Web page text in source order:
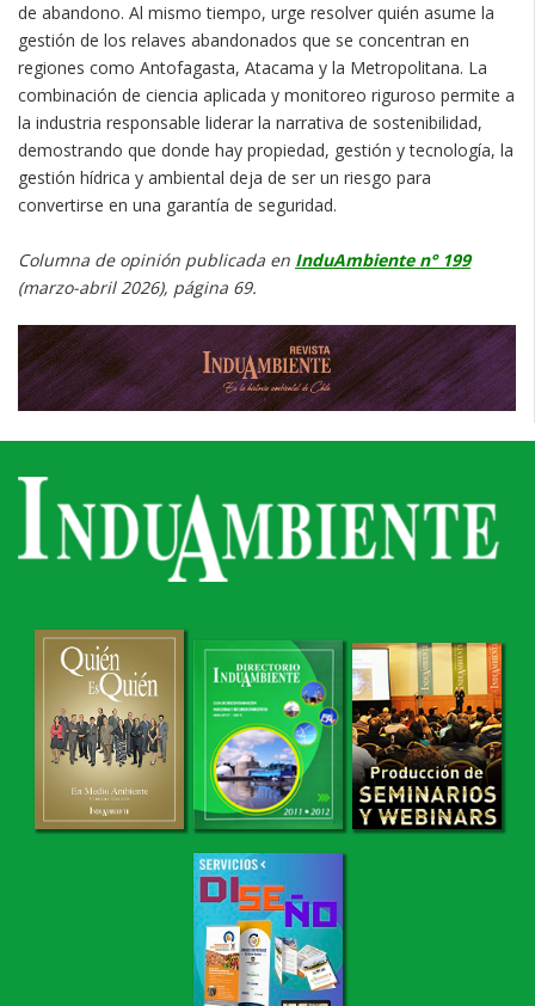
de abandono. Al mismo tiempo, urge resolver quién asume la
gestión de los relaves abandonados que se concentran en
regiones como Antofagasta, Atacama y la Metropolitana. La
combinación de ciencia aplicada y monitoreo riguroso permite a
la industria responsable liderar la narrativa de sostenibilidad,
demostrando que donde hay propiedad, gestión y tecnología, la
gestión hídrica y ambiental deja de ser un riesgo para
convertirse en una garantía de seguridad.
Columna de opinión publicada en InduAmbiente n° 199
(marzo-abril 2026), página 69.